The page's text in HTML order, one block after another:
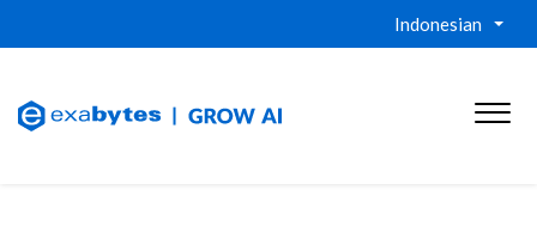
Indonesian